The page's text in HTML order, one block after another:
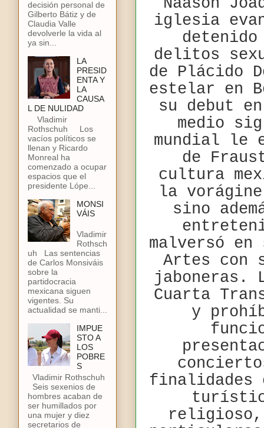
Naasón
iglesia
detenido
delitos
de Plácido
estelar en
su debut
medio
mundial le
de
cultura
la
sino
malversó en
Artes con
jaboneras.
Cuarta
y
religioso,
decisión personal de
Gilberto Bátiz y de
Claudia Valle
devolverle la vida al
ya sin...
LA
PRESID
ENTA Y
LA
CAUSA
L DE NULIDAD
Vladimir
Rothschuh Los
vacíos políticos se
llenan y Ricardo
Monreal ha
comenzado a ocupar
espacios que el
presidente Lópe...
MONSI
VÁIS
Vladimir
Rothsch
uh Las sentencias
de Carlos Monsiváis
sobre la
partidocracia
mexicana siguen
vigentes. Su
actualidad se manti...
IMPUE
STO A
LOS
POBRE
S
Vladimir Rothschuh
Seis sexenios de
hombres acaban de
ser humillados por
una mujer y diez
secretarios de